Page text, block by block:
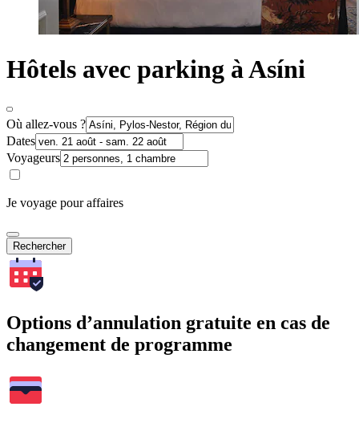
Hôtels avec parking à Asíni
Où allez-vous ?
Dates
Voyageurs
Je voyage pour affaires
Rechercher
Options d’annulation gratuite en cas de
changement de programme